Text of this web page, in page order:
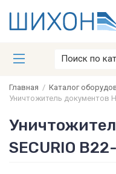
Главная / Каталог
Уничтожитель документов
SECURIO